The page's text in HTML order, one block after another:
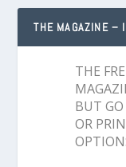
THE MAGAZINE –
THE
BUT GO
OR